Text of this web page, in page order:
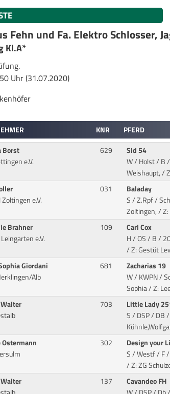
Fehn und Fa. Elektro Schlosser,
Kl.A*
Uhr (31.07.2020)
KNR PFERD
Borst
e.V.
629
Sid 54
W / Holst / B
Weishaupt, /
Zoltingen e.V.
031
Baladay
S / Z.Rpf /
Zoltingen, / Z:
Brahner
e.V.
109
Carl Cox
H / OS / B /
/ Z: Gestüt
Giordani
Alb
681
Zacharias 19
W / KWPN /
Sophia / Z:
703
Little Lady
S / DSP / DB
Ostermann
302
Design your
S / Westf / F
/ Z: ZG
137
Cavandeo FH